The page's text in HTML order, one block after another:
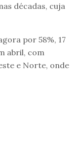
décadas, cuja
por 58%, 17
abril, com
e Norte, onde